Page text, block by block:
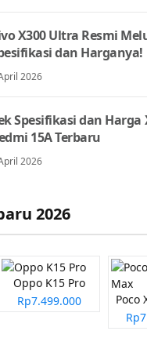
X300 Ultra Resmi
dan Harganya!
2026
Spesifikasi dan Harga
15A Terbaru
2026
2026
Oppo K15 Pro
Rp7.499.000
Poco